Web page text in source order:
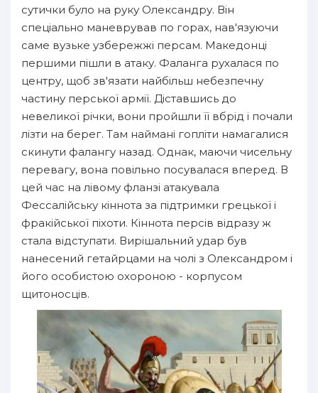
сутички було на руку Олександру. Він
спеціально маневрував по горах, нав'язуючи
саме вузьке узбережжі персам. Македонці
першими пішли в атаку. Фаланга рухалася по
центру, щоб зв'язати найбільш небезпечну
частину перської армії. Діставшись до
невеликої річки, вони пройшли її вбрід і почали
лізти на берег. Там наймані гопліти намагалися
скинути фалангу назад. Однак, маючи чисельну
перевагу, вона повільно посувалася вперед. В
цей час на лівому фланзі атакувала
Фессалійську кіннота за підтримки грецької і
фракійської піхоти. Кіннота персів відразу ж
стала відступати. Вирішальний удар був
нанесений гетайрцами на чолі з Олександром і
його особистою охороною - корпусом
щитоносців.